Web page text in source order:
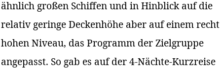
ähnlich großen Schiffen und in Hinblick auf die
relativ geringe Deckenhöhe aber auf einem recht
hohen Niveau, das Programm der Zielgruppe
angepasst. So gab es auf der 4-Nächte-Kurzreise